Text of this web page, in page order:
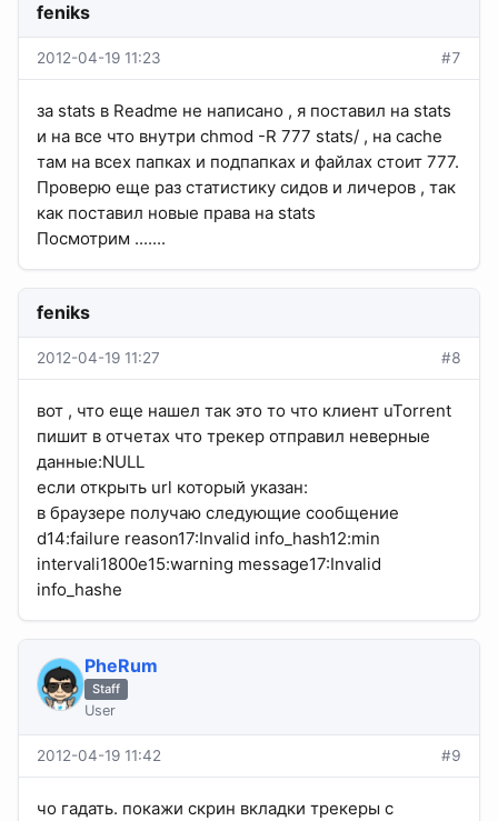
feniks
2012-04-19 11:23 #7
за stats в Readme не написано , я поставил на stats
и на все что внутри chmod -R 777 stats/ , на cache
там на всех папках и подпапках и файлах стоит 777.
Проверю еще раз статистику сидов и личеров , так
как поставил новые права на stats
Посмотрим .......
feniks
2012-04-19 11:27 #8
вот , что еще нашел так это то что клиент uTorrent
пишит в отчетах что трекер отправил неверные
данные:NULL
если открыть url который указан:
в браузере получаю следующие сообщение
d14:failure reason17:Invalid info_hash12:min
intervali1800e15:warning message17:Invalid
info_hashe
PheRum
Staff
User
2012-04-19 11:42 #9
чо гадать. покажи скрин вкладки трекеры с